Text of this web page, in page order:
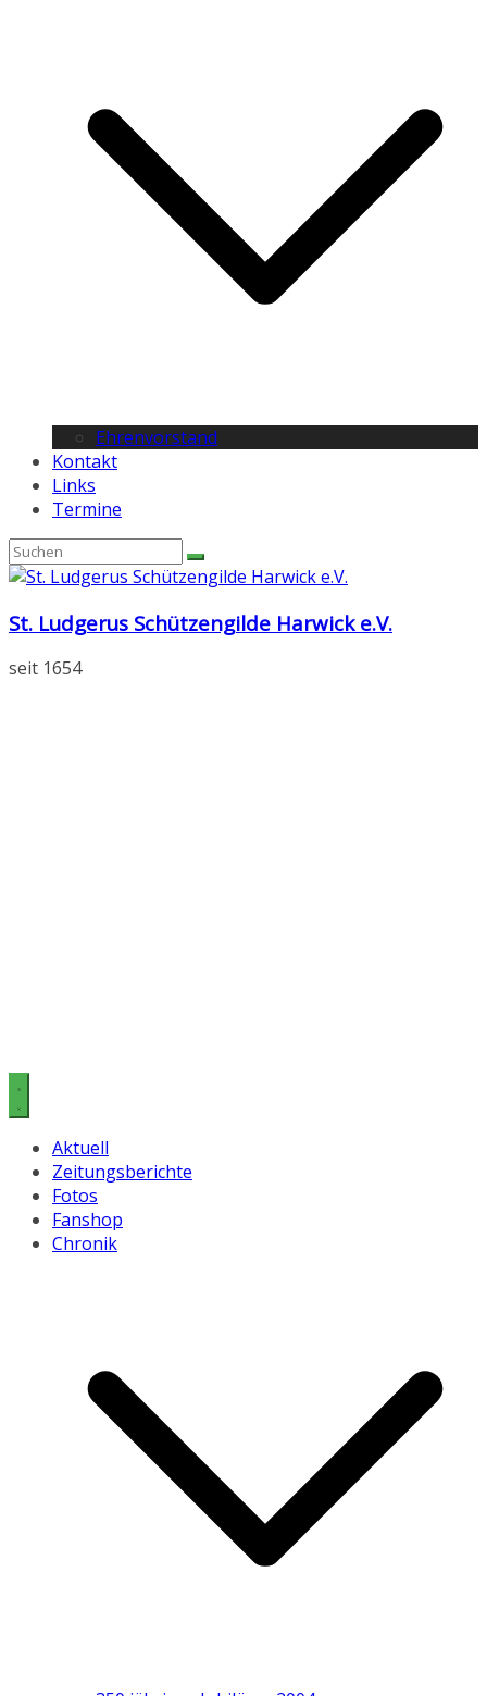
Ehrenvorstand
Kontakt
Links
Termine
St. Ludgerus Schützengilde Harwick e.V.
seit 1654
Aktuell
Zeitungsberichte
Fotos
Fanshop
Chronik